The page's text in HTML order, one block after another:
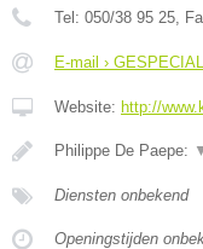
Tel: 050/38 95 25 ,
E-mail ›
Website: http://
Philippe De Paepe:
Diensten onbekend
Openingstijden